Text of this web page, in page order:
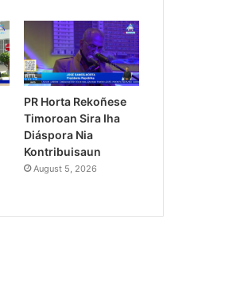
PR Horta Rekoñese
Timoroan Sira Iha
Diáspora Nia
Kontribuisaun
August 5, 2026